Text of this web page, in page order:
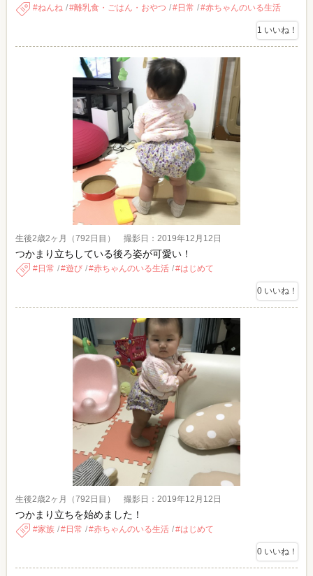
ねんね 離乳食・ごはん・おやつ 日常 赤ちゃんのいる生活
1 いいね！
生後2歳2ヶ月（792日目） 撮影日：2019年12月12日
つかまり立ちしている後ろ姿が可愛い！
日常 遊び 赤ちゃんのいる生活 はじめて
0 いいね！
生後2歳2ヶ月（792日目） 撮影日：2019年12月12日
つかまり立ちを始めました！
家族 日常 赤ちゃんのいる生活 はじめて
0 いいね！